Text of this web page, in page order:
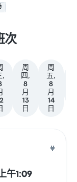
次
,
周
四,
8
月
13
日
周
五,
8
月
14
日
午1:09